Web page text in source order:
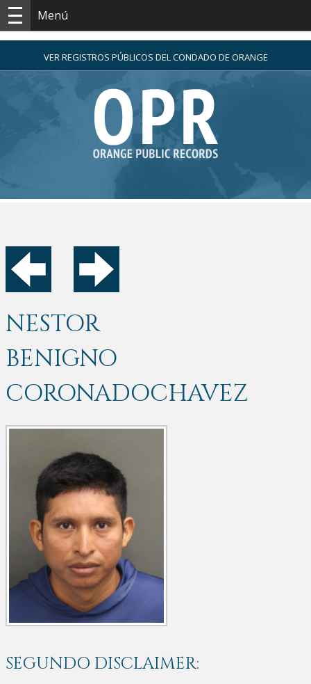
Menú
VER REGISTROS PÚBLICOS DEL CONDADO DE ORANGE
NESTOR
BENIGNO
CORONADOCHAVEZ
SEGUNDO DISCLAIMER: